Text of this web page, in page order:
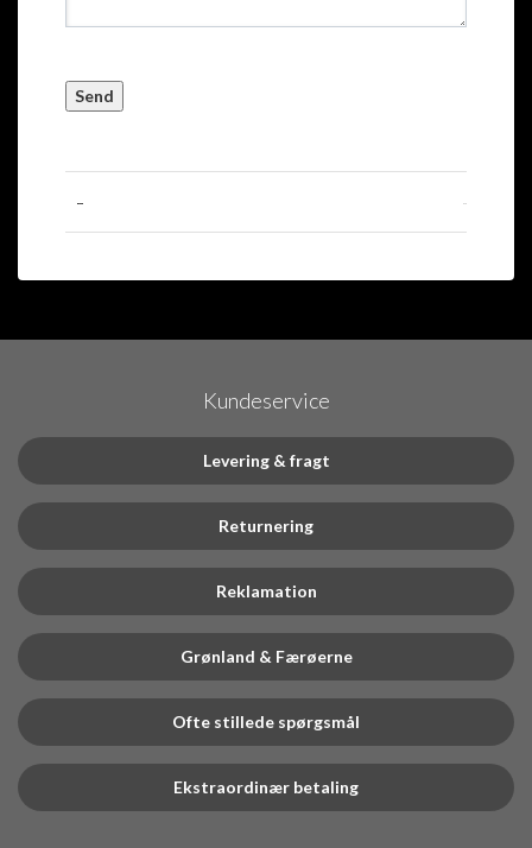
Kundeservice
Levering & fragt
Returnering
Reklamation
Grønland & Færøerne
Ofte stillede spørgsmål
Ekstraordinær betaling